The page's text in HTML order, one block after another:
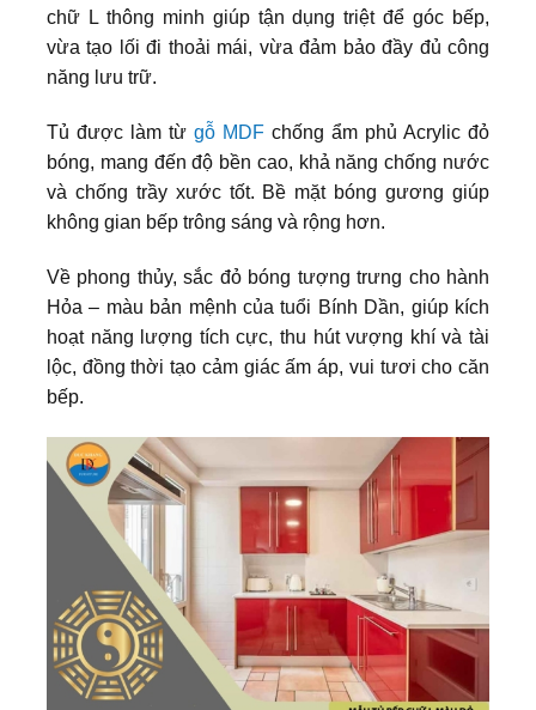
chữ L thông minh giúp tận dụng triệt để góc bếp,
vừa tạo lối đi thoải mái, vừa đảm bảo đầy đủ công
năng lưu trữ.
Tủ được làm từ gỗ MDF chống ẩm phủ Acrylic đỏ
bóng, mang đến độ bền cao, khả năng chống nước
và chống trầy xước tốt. Bề mặt bóng gương giúp
không gian bếp trông sáng và rộng hơn.
Về phong thủy, sắc đỏ bóng tượng trưng cho hành
Hỏa – màu bản mệnh của tuổi Bính Dần, giúp kích
hoạt năng lượng tích cực, thu hút vượng khí và tài
lộc, đồng thời tạo cảm giác ấm áp, vui tươi cho căn
bếp.